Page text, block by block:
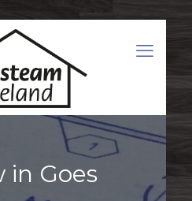
in Goes